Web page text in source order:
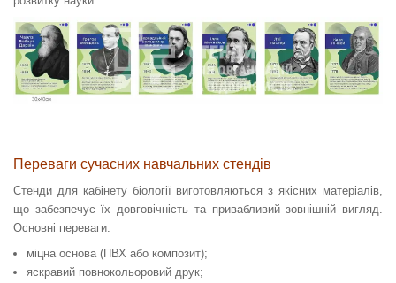
Переваги сучасних навчальних стендів
Стенди для кабінету біології виготовляються з якісних матеріалів,
що забезпечує їх довговічність та привабливий зовнішній вигляд.
Основні переваги:
міцна основа (ПВХ або композит);
яскравий повнокольоровий друк;